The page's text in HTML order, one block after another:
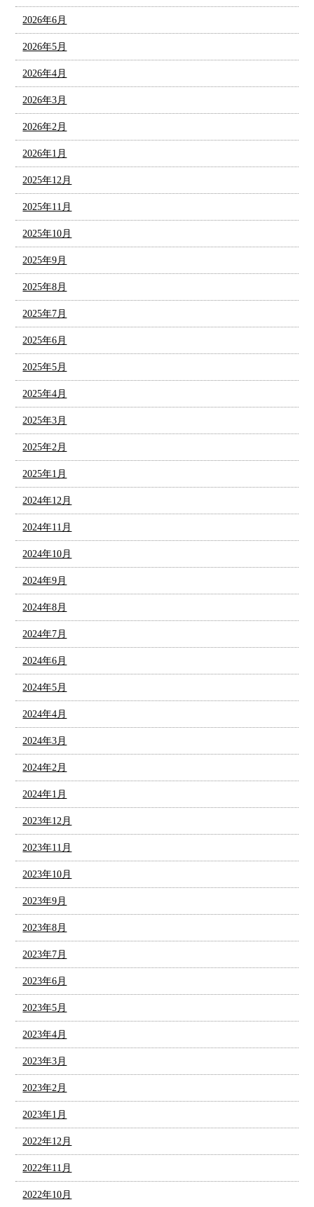
2026年6月
2026年5月
2026年4月
2026年3月
2026年2月
2026年1月
2025年12月
2025年11月
2025年10月
2025年9月
2025年8月
2025年7月
2025年6月
2025年5月
2025年4月
2025年3月
2025年2月
2025年1月
2024年12月
2024年11月
2024年10月
2024年9月
2024年8月
2024年7月
2024年6月
2024年5月
2024年4月
2024年3月
2024年2月
2024年1月
2023年12月
2023年11月
2023年10月
2023年9月
2023年8月
2023年7月
2023年6月
2023年5月
2023年4月
2023年3月
2023年2月
2023年1月
2022年12月
2022年11月
2022年10月